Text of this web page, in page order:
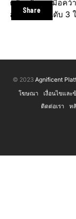
Share
ครั้งหลังสุด เมื่อคว้
ล่าสุดคว้าอันดับ 3
© 2023 Agnificent
โฆษณา เงื่อนไขและ
ติดต่อเรา
ห